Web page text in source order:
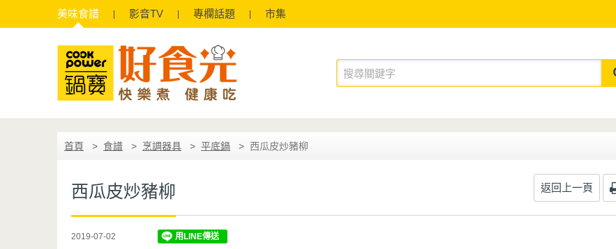
美味食譜 影音TV 專欄話題 市集
首頁 食譜 烹調器具 平底鍋 西瓜皮炒豬柳
西瓜皮炒豬柳 返回上一頁
2019-07-02